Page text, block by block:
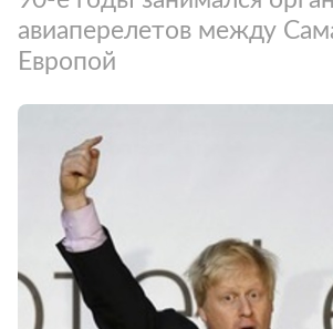
авиаперелетов между
Европой